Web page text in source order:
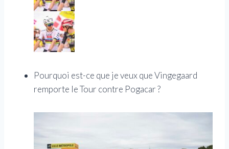
Pourquoi est-ce que je veux que Vingegaard
remporte le Tour contre Pogacar ?